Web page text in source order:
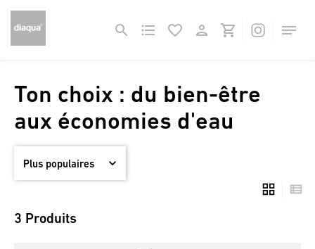
Ton choix : du bien-être
aux économies d'eau
3 Produits